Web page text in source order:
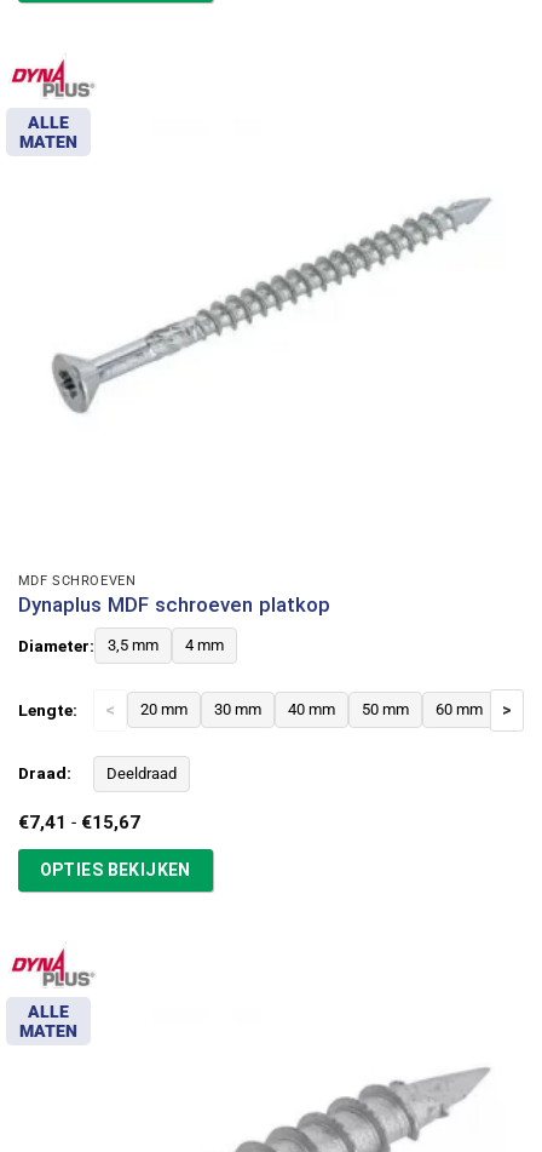
ALLE
MATEN
MDF SCHROEVEN
Dynaplus MDF schroeven platkop
Diameter: 3,5 mm 4 mm
Lengte: < 20 mm 30 mm 40 mm 50 mm 60 mm >
Draad: Deeldraad
€7,41 - €15,67Prijsklasse:
tot
€15,67
OPTIES BEKIJKEN
ALLE
MATEN